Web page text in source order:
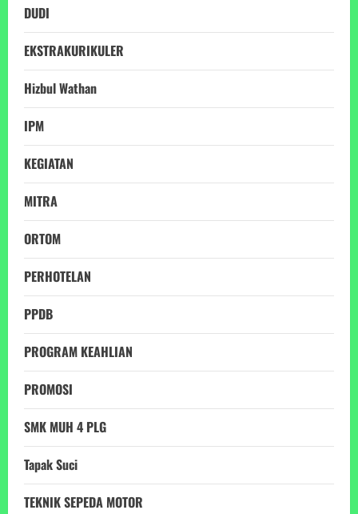
DUDI
EKSTRAKURIKULER
Hizbul Wathan
IPM
KEGIATAN
MITRA
ORTOM
PERHOTELAN
PPDB
PROGRAM KEAHLIAN
PROMOSI
SMK MUH 4 PLG
Tapak Suci
TEKNIK SEPEDA MOTOR